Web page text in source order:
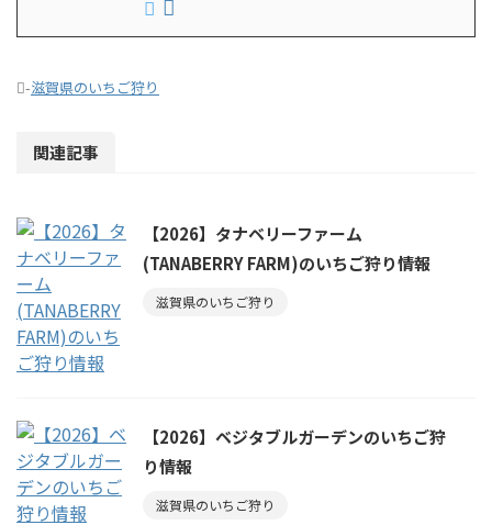
-滋賀県のいちご狩り
関連記事
【2026】タナベリーファーム
(TANABERRY FARM)のいちご狩り情報
滋賀県のいちご狩り
【2026】ベジタブルガーデンのいちご狩
り情報
滋賀県のいちご狩り